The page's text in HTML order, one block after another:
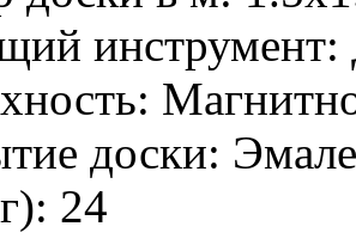
инструмент:
доски:
24